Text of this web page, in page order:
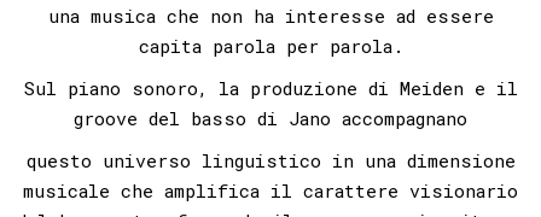
una musica che non ha interesse ad essere
capita parola per parola.
Sul piano sonoro, la produzione di Meiden e il
groove del basso di Jano accompagnano
questo universo linguistico in una dimensione
musicale che amplifica il carattere visionario